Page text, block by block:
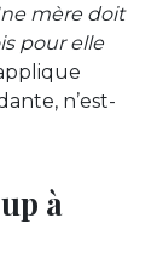
mère doit
pour elle
n’est-
à